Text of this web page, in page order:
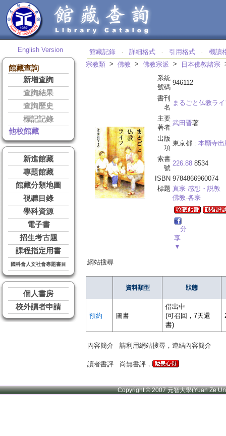
English Version
館藏查詢
新增查詢
查詢結果
查詢歷史
標記記錄
他校館藏
新進館藏
專題館藏
館藏分類地圖
視聽目錄
學科資源
電子書
招生考古題
課程指定用書
國科會人文社會專題書目
個人書房
校外讀者申請
館藏記錄 ‧ 詳細格式 ‧ 引用格式 ‧
機讀
宗教類 > 佛教 > 佛教宗派 > 日本佛教諸宗
系統
號碼
946112
書刊
名
まるごと仏教ラ
主要
著者
武田晋著
出版
項
東京都 : 本願寺出
索書
號
226.88 8534
ISBN 9784866960074
標題 真宗-感想・説教
佛教-各宗
分
享
▼
網站搜尋
資料類型 狀態
預約 圖書
借出中
(可召回，7天還
書)
內容簡介 請利用網站搜尋，連結內容簡介
讀者書評 尚無書評，
Copyright © 2007 元智大學(Yuan Ze